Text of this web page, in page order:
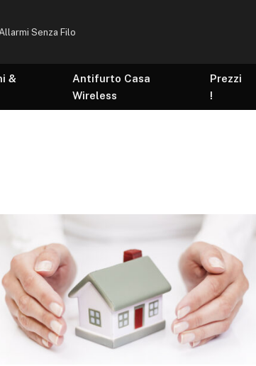
Senza Filo
&
Antifurto Casa
Wireless
Prezzi
!